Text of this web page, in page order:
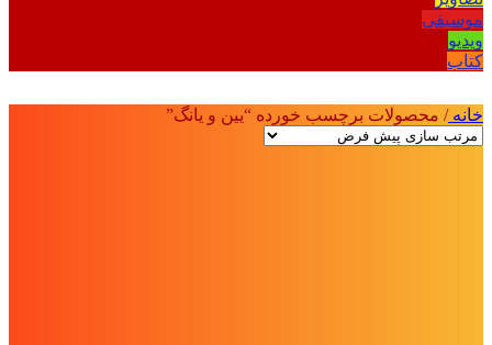
موسیقی
ویدیو
کتاب
خانه/ محصولات برچسب خورده “یین و یانگ”